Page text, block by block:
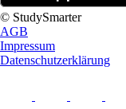
© StudySmarter
AGB
Impressum
Datenschutzerklärung